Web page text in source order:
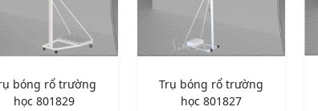
bóng rổ trường
học 801829
Trụ bóng rổ trường
học 801827